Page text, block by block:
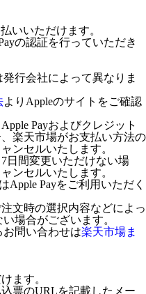
いいただけます。
の認証を行っていただき
行会社によって異なりま
よりAppleのサイトをご確認
Payおよびクレジット
楽天市場がお支払い方法の
ンセルいたします。
日間変更いただけない場
ンセルいたします。
Apple Payをご利用いただく
文時の選択内容などによっ
場合がございます。
問い合わせは楽天市場ま
ます。
票のURLを記載したメー